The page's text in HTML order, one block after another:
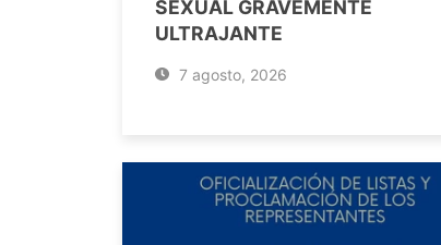
SEXUAL GRAVEMENTE
ULTRAJANTE
7 agosto, 2026